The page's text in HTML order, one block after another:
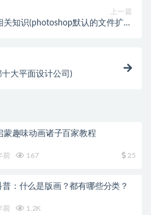
上一篇
关知识(photoshop默认的文件扩展
大平面设计公司)
蒙趣味动画诸子百家教程
前 167 25
普：什么是版画？都有哪些分类？
前 1.2K